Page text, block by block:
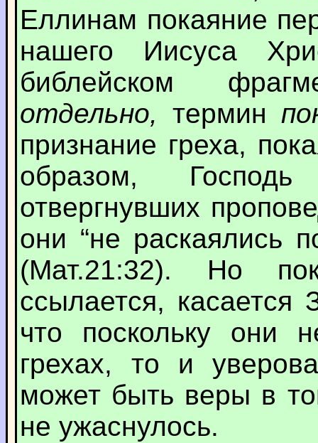
Еллинам покаяние
нашего Иисуса
библейском
отдельно, термин
признание греха,
образом,
отвергнувших
они “не раскаялись
(Мат.21:32). Но
ссылается, касается
что поскольку они
грехах, то и
может быть веры в
не ужаснулось.